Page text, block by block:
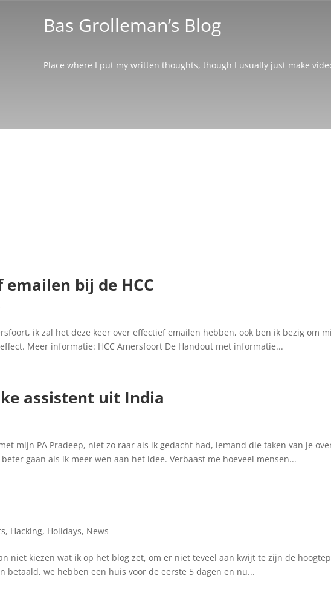
Bas Grolleman’s Blog
Place where I put my written thoughts, though I usually just make
bij de HCC
ik zal het deze keer over effectief emailen hebben, ook ben ik bezig om
Meer informatie: HCC Amersfoort De Handout met informatie...
assistent uit India
mijn PA Pradeep, niet zo raar als ik gedacht had, iemand die taken van je
gaan als ik meer wen aan het idee. Verbaast me hoeveel mensen...
, Hacking, Holidays, News
niet kiezen wat ik op het blog zet, om er niet teveel aan kwijt te zijn de
betaald, we hebben een huis voor de eerste 5 dagen en nu...